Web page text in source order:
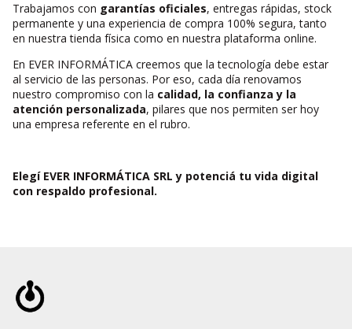
Trabajamos con garantías oficiales, entregas rápidas, stock
permanente y una experiencia de compra 100% segura, tanto
en nuestra tienda física como en nuestra plataforma online.
En EVER INFORMÁTICA creemos que la tecnología debe estar
al servicio de las personas. Por eso, cada día renovamos
nuestro compromiso con la calidad, la confianza y la
atención personalizada, pilares que nos permiten ser hoy
una empresa referente en el rubro.
Elegí EVER INFORMÁTICA SRL y potenciá tu vida digital
con respaldo profesional.